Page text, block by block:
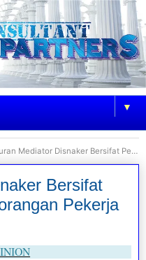
▼
Disnaker Bersifat Personal, Orang-Perorangan Pekerja Pelapor
Bersifat
Pekerja